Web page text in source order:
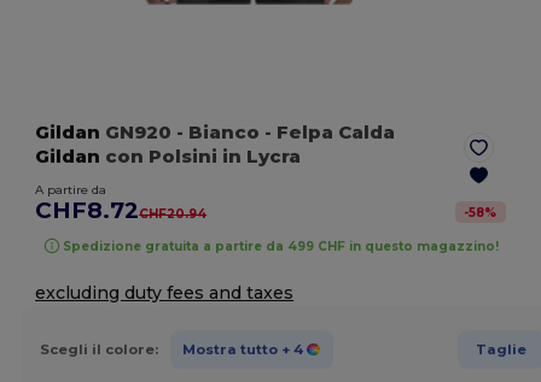
Gildan GN920 - Bianco - Felpa Calda
Gildan con Polsini in Lycra
A partire da
CHF8.72CHF20.94 -58%
Spedizione gratuita a partire da 499 CHF in questo magazzino!
excluding duty fees and taxes
Scegli il colore: Mostra tutto + 4 Taglie